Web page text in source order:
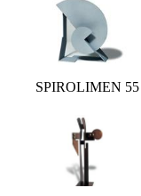
SPIROLIMEN 55